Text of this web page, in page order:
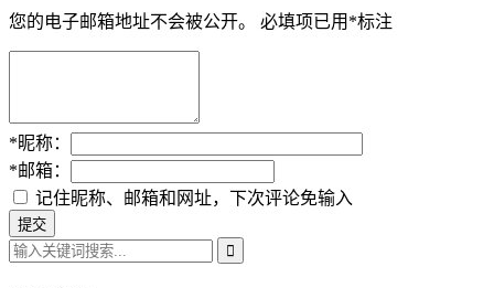
您的电子邮箱地址不会被公开。 必填项已用 *标注
*昵称：
*邮箱：
记住昵称、邮箱和网址，下次评论免输入